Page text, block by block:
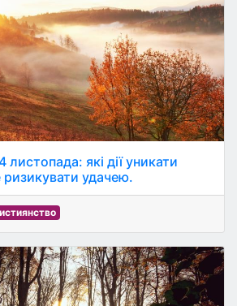
які дії уникати
удачею.